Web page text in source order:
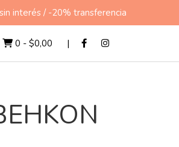
interés / -20% transferencia
0 - $0,00